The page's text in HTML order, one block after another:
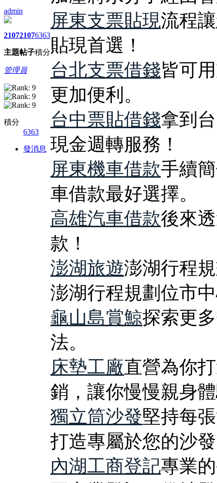
admin
2107
主題
2107
帖子
6363
積分
管理員
積分
6363
發消息
屏東支票貼現流程
貼現首選！
台北支票借錢皆可
更加便利。
台中票貼借錢拿到
現金週轉服務！
屏東機車借款手續
車借款最好選擇。
高雄汽車借款後來
款！
澎湖旅遊澎湖行程
澎湖行程規劃位市
龜山島賞鯨探索更
法。
床墊工廠直營為你
銷，讓你慢慢親身
獨立筒沙發堅持每
打造專屬於您的沙
內湖工商登記專業